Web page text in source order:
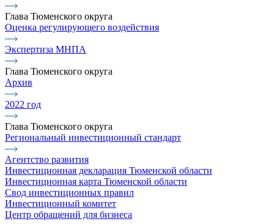
Глава Тюменского округа
Оценка регулирующего воздействия
Экспертиза МНПА
Глава Тюменского округа
Архив
2022 год
Глава Тюменского округа
Региональный инвестиционный стандарт
Агентство развития
Инвестиционная декларация Тюменской области
Инвестиционная карта Тюменской области
Свод инвестиционных правил
Инвестиционный комитет
Центр обращений для бизнеса